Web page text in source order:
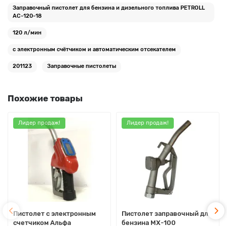
Заправочный пистолет для бензина и дизельного топлива PETROLL
AC-120-18
120 л/мин
с электронным счётчиком и автоматическим отсекателем
201123 Заправочные пистолеты
Похожие товары
Лидер продаж!
Пистолет с электронным
счетчиком Альфа
Лидер продаж!
Пистолет заправочный для
бензина МХ-100